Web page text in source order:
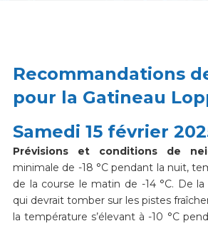
Recommandations
pour la Gatineau
Samedi 15 février
Prévisions et conditions de
minimale de -18 °C pendant la nuit,
de la course le matin de -14 °C. De
qui devrait tomber sur les pistes
la température s’élevant à -10 °C